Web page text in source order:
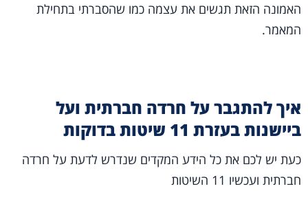
האמונה הזאת תגשים את עצמה כמו שהסברתי בתחילת
המאמר.
איך להתגבר על חרדה חברתית ועל
ביישנות בעזרת 11 שיטות בדוקות
כעת יש לכם את כל הידע המקדים שנדרש לדעת על חרדה
חברתית ועכשיו 11 השיטות